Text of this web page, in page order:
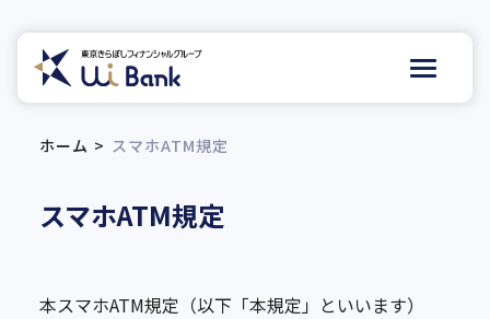
ホーム スマホATM規定
スマホATM規定
本スマホATM規定（以下「本規定」といいます）